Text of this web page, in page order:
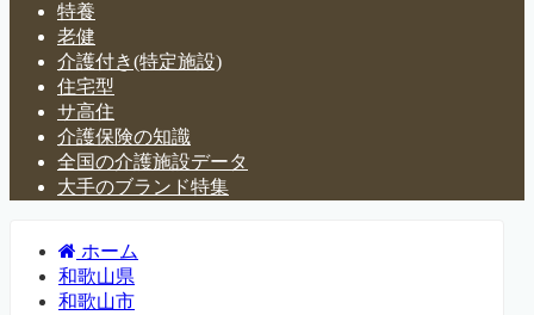
特養
老健
介護付き(特定施設)
住宅型
サ高住
介護保険の知識
全国の介護施設データ
大手のブランド特集
ホーム
和歌山県
和歌山市